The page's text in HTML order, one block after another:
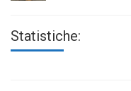
Statistiche: